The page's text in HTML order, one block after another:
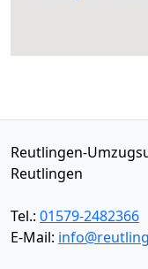
Reutlingen-
Reutlingen
Tel.: 01579-2482366
E-Mail: